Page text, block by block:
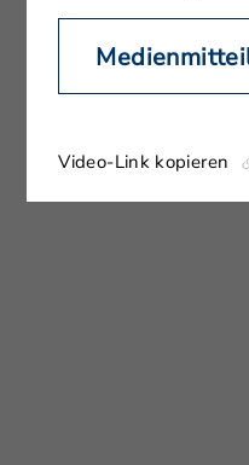
Video-Link kopieren